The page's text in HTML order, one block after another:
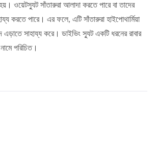
ওয়েটস্যুট সাঁতারুরা আলাদা করতে পারে বা তাদের
করতে পারে। এর ফলে, এটি সাঁতারুরা হাইপোথার্মিয়া
এড়াতে সাহায্য করে। ডাইভিং স্যুট একটি ধরনের রাবার
পরিচিত।